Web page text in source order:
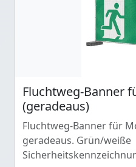
Fluchtweg-Banner
(geradeaus)
Fluchtweg-Banner für
geradeaus. Grün/weiße